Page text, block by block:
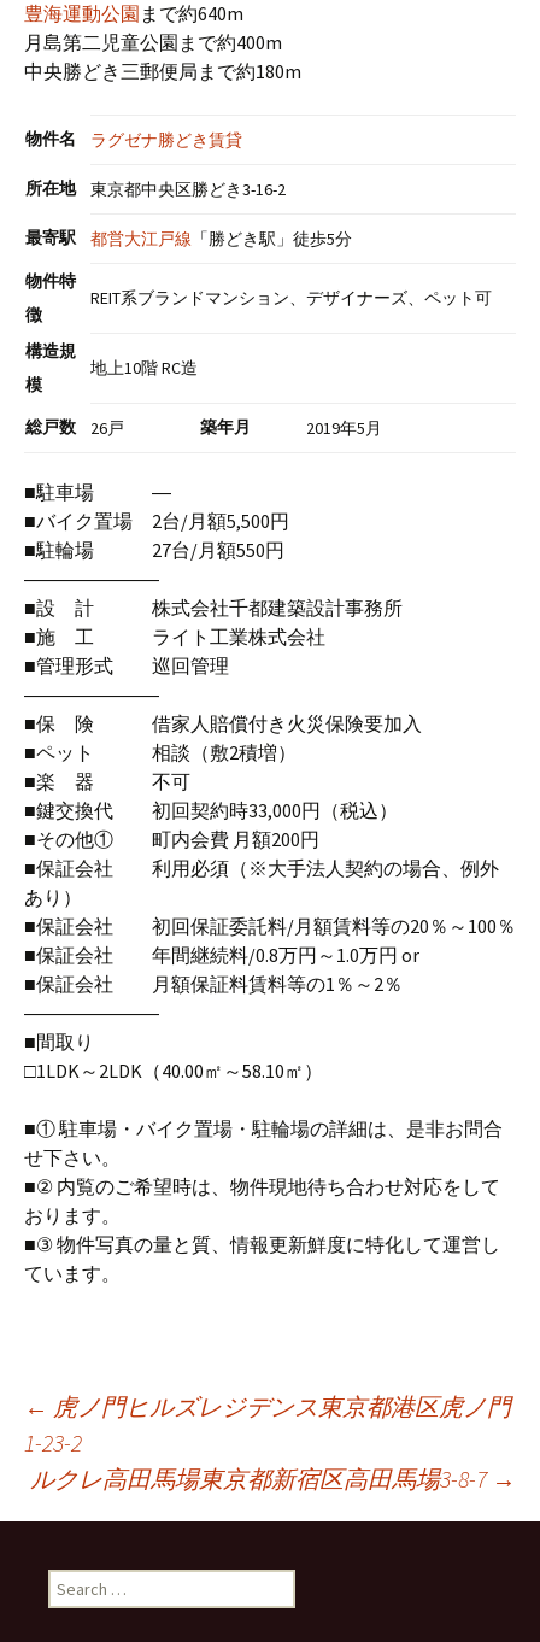
豊海運動公園 まで約640m
月島第二児童公園まで約400m
中央勝どき三郵便局まで約180m
物件名 ラグゼナ勝どき賃貸
所在地 東京都中央区勝どき3-16-2
最寄駅 都営大江戸線 「勝どき駅」徒歩5分
物件特
徴
REIT系ブランドマンション、デザイナーズ、ペット可
構造規
模
地上10階 RC造
総戸数 26戸 築年月 2019年5月
■駐車場 ―
■バイク置場 2台/月額5,500円
■駐輪場 27台/月額550円
―――――――
■設 計 株式会社千都建築設計事務所
■施 工 ライト工業株式会社
■管理形式 巡回管理
―――――――
■保 険 借家人賠償付き火災保険要加入
■ペット 相談（敷2積増）
■楽 器 不可
■鍵交換代 初回契約時33,000円（税込）
■その他① 町内会費 月額200円
■保証会社 利用必須（※大手法人契約の場合、例外
あり）
■保証会社 初回保証委託料/月額賃料等の20％～100％
■保証会社 年間継続料/0.8万円～1.0万円 or
■保証会社 月額保証料賃料等の1％～2％
―――――――
■間取り
□1LDK～2LDK（40.00㎡～58.10㎡）
■① 駐車場・バイク置場・駐輪場の詳細は、是非お問合
せ下さい。
■② 内覧のご希望時は、物件現地待ち合わせ対応をして
おります。
■③ 物件写真の量と質、情報更新鮮度に特化して運営し
ています。
Post
navigation
← 虎ノ門ヒルズレジデンス東京都港区虎ノ門
1-23-2
ルクレ高田馬場東京都新宿区高田馬場3-8-7 →
e